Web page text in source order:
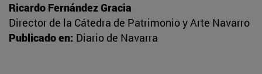
Ricardo Fernández Gracia
Director de la Cátedra de Patrimonio y Arte Navarro
Publicado en: Diario de Navarra